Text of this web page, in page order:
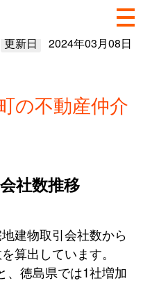
更新日 2024年03月08日
の不動産仲介
社数推移
建物取引会社数から
算出しています。
、徳島県では1社増加